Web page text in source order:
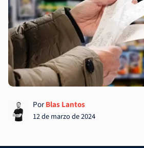
PorBlas Lantos
12 de marzo de 2024